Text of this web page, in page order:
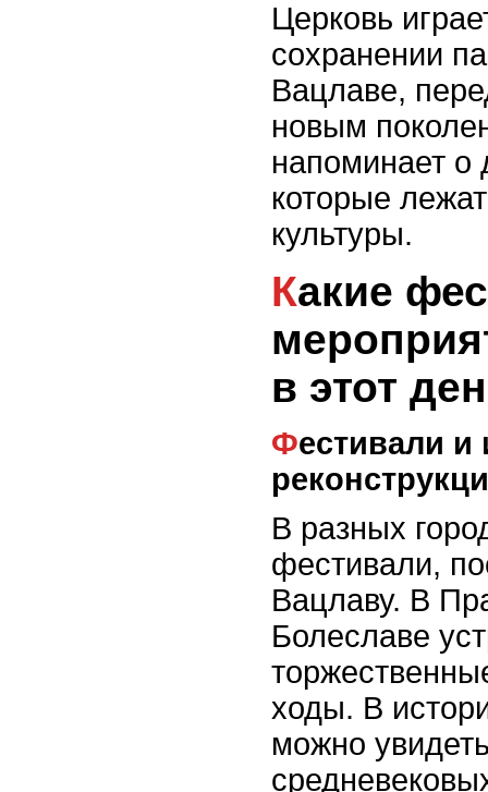
Церковь
сохранении
Вацлаве,
новым
напоминает о
которые
культуры.
Какие фестивали и
в этот
Фестивали и исторические
В разных
фестивали,
Вацлаву. В
Болеславе
ходы. В
можно